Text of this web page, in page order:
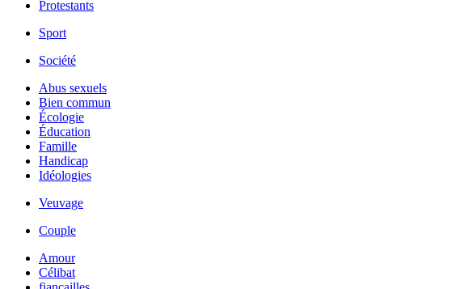
Protestants
Sport
Société
Abus sexuels
Bien commun
Écologie
Éducation
Famille
Handicap
Idéologies
Veuvage
Couple
Amour
Célibat